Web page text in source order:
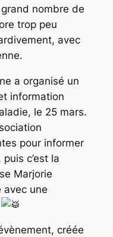
nombre de
trop peu
avec
a organisé un
information
le 25 mars.
pour informer
c’est la
Marjorie
avec une
créée